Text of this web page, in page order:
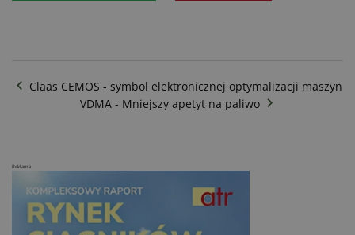
Claas CEMOS - symbol elektronicznej optymalizacji maszyn
VDMA - Mniejszy apetyt na paliwo
Reklama